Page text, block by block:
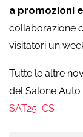
a promozioni
collaborazione
visitatori un
Tutte le altre
del Salone
SAT25_CS